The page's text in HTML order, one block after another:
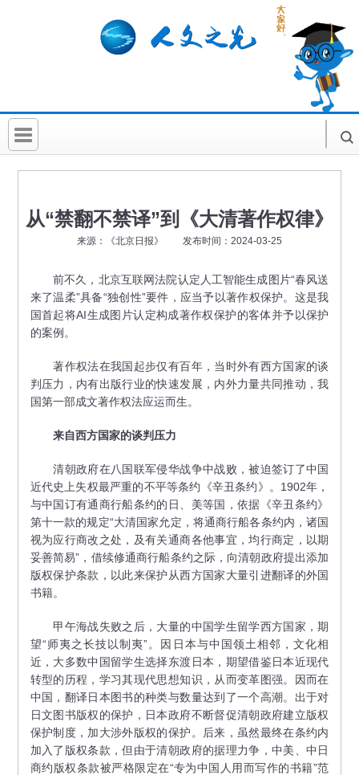
首 页
社科讲堂
科普活动
从“禁翻不禁译”到《大清著作权律》
来源：《北京日报》 发布时间：2024-03-25
前不久，北京互联网法院认定人工智能生成图片“春风送
来了温柔”具备“独创性”要件，应当予以著作权保护。这是我
国首起将AI生成图片认定构成著作权保护的客体并予以保护
的案例。
著作权法在我国起步仅有百年，当时外有西方国家的谈
判压力，内有出版行业的快速发展，内外力量共同推动，我
国第一部成文著作权法应运而生。
来自西方国家的谈判压力
清朝政府在八国联军侵华战争中战败，被迫签订了中国
近代史上失权最严重的不平等条约《辛丑条约》。1902年，
与中国订有通商行船条约的日、美等国，依据《辛丑条约》
第十一款的规定“大清国家允定，将通商行船各条约内，诸国
视为应行商改之处，及有关通商各他事宜，均行商定，以期
妥善简易”，借续修通商行船条约之际，向清朝政府提出添加
版权保护条款，以此来保护从西方国家大量引进翻译的外国
书籍。
甲午海战失败之后，大量的中国学生留学西方国家，期
望“师夷之长技以制夷”。因日本与中国领土相邻，文化相
近，大多数中国留学生选择东渡日本，期望借鉴日本近现代
转型的历程，学习其现代思想知识，从而变革图强。因而在
中国，翻译日本图书的种类与数量达到了一个高潮。出于对
日文图书版权的保护，日本政府不断督促清朝政府建立版权
保护制度，加大涉外版权的保护。后来，虽然最终在条约内
加入了版权条款，但由于清朝政府的据理力争，中美、中日
商约版权条款被严格限定在“专为中国人用而写作的书籍”范